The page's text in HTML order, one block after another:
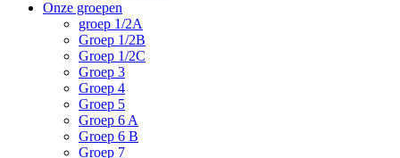
Onze groepen
groep 1/2A
Groep 1/2B
Groep 1/2C
Groep 3
Groep 4
Groep 5
Groep 6 A
Groep 6 B
Groep 7